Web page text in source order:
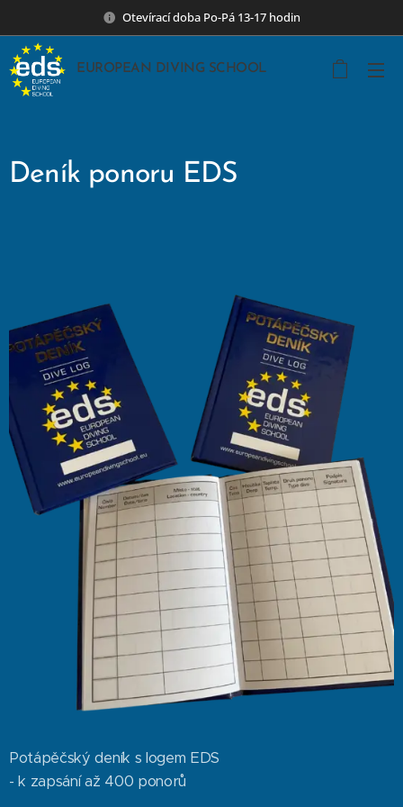
Otevírací doba Po-Pá 13-17 hodin
EUROPEAN DIVING SCHOOL
Deník ponoru EDS
Potápěčský deník s logem EDS
- k zapsání až 400 ponorů